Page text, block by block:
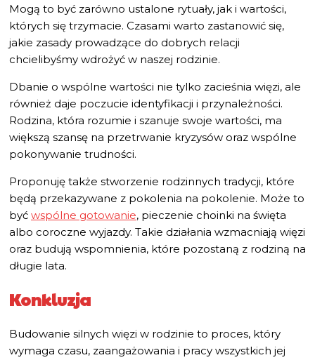
Mogą to być zarówno ustalone rytuały, jak i wartości,
których się trzymacie. Czasami warto zastanowić się,
jakie zasady prowadzące do dobrych relacji
chcielibyśmy wdrożyć w naszej rodzinie.
Dbanie o wspólne wartości nie tylko zacieśnia więzi, ale
również daje poczucie identyfikacji i przynależności.
Rodzina, która rozumie i szanuje swoje wartości, ma
większą szansę na przetrwanie kryzysów oraz wspólne
pokonywanie trudności.
Proponuję także stworzenie rodzinnych tradycji, które
będą przekazywane z pokolenia na pokolenie. Może to
być wspólne gotowanie, pieczenie choinki na święta
albo coroczne wyjazdy. Takie działania wzmacniają więzi
oraz budują wspomnienia, które pozostaną z rodziną na
długie lata.
Konkluzja
Budowanie silnych więzi w rodzinie to proces, który
wymaga czasu, zaangażowania i pracy wszystkich jej